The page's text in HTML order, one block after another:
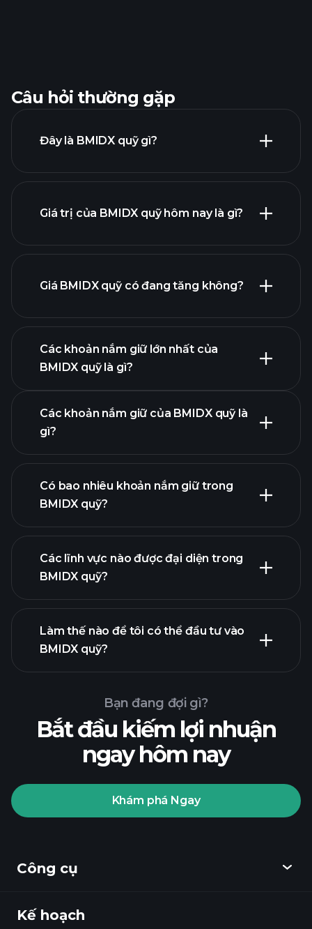
Câu hỏi thường gặp
Đây là BMIDX quỹ gì?
Giá trị của BMIDX quỹ hôm nay là gì?
Giá BMIDX quỹ có đang tăng không?
Các khoản nắm giữ lớn nhất của
BMIDX quỹ là gì?
khoản nắm giữ
Các khoản nắm giữ của BMIDX quỹ là
gì?
khoản nắm giữ
Có bao nhiêu khoản nắm giữ trong
BMIDX quỹ?
khoản nắm giữ
Các lĩnh vực nào được đại diện trong
BMIDX quỹ?
Làm thế nào để tôi có thể đầu tư vào
BMIDX quỹ?
Tournaments
Bạn đang đợi gì?
Bắt đầu kiếm lợi nhuận
ngay hôm nay
Khám phá Ngay
Công cụ
Khám phá
Kế hoạch